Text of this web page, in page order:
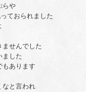
らや
ておられました
ませんでした
した
もあります
なと言われ